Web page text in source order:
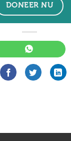
DONEER NU